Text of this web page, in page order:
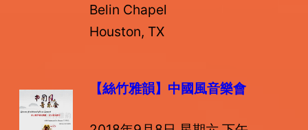
Belin Chapel
Houston, TX
【絲竹雅韻】 中國風音樂會